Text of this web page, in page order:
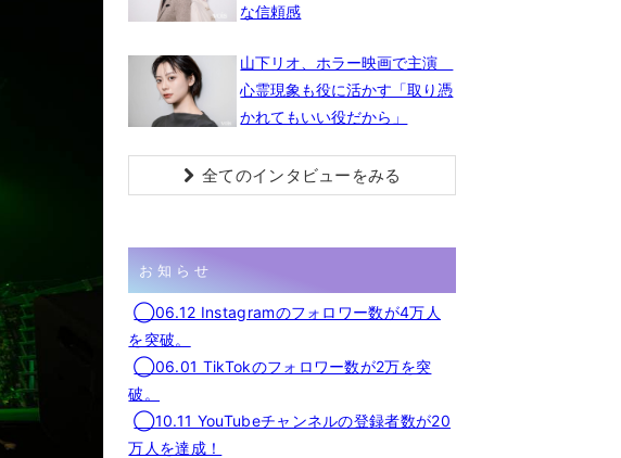
な信頼感
山下リオ、ホラー映画で主演
心霊現象も役に活かす「取り憑
かれてもいい役だから」
全てのインタビューをみる
お知らせ
◯06.12 Instagramのフォロワー数が4万人
を突破。
◯06.01 TikTokのフォロワー数が2万を突
破。
◯10.11 YouTubeチャンネルの登録者数が20
万人を達成！